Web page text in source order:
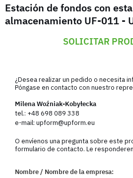
Estación de fondos con
almacenamiento UF-011 -
SOLICITAR
¿Desea realizar un pedido o necesita
Póngase en contacto con nuestro
Milena Woźniak-Kobyłecka
tel.: +48 698 089 338
e-mail: upform@upform.eu
O envíenos una pregunta sobre este
formulario de contacto. Le
Nombre / Nombre de la empresa: